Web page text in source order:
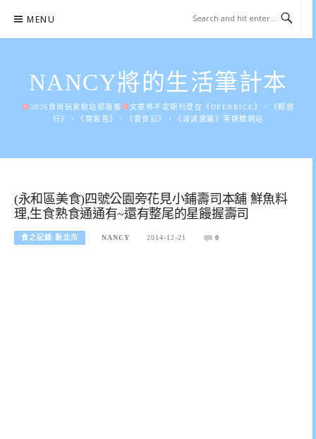
content
MENU
NANCY將的生活筆計本
2026食尚玩家駐站部落客
文章將不定期刊登在《OPENRICE》、《輕旅
行》、《窩客島》、《愛食記》、《波波黛麗》等媒體網站
(永和區美食)四號公園旁花見小鋪壽司本舖 鮮魚料
理,生食熟食通通有~還有整尾的星饅握壽司
食之記錄-新北市 NANCY 2014-12-21 0